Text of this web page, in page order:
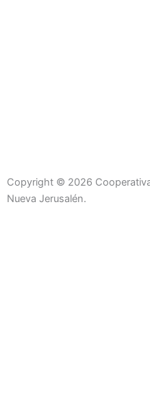
Copyright © 2026
Nueva Jerusalén.